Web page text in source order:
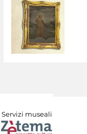
Servizi museali